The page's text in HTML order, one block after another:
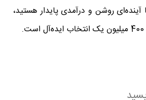
روشن و درآمدی پایدار هستید،